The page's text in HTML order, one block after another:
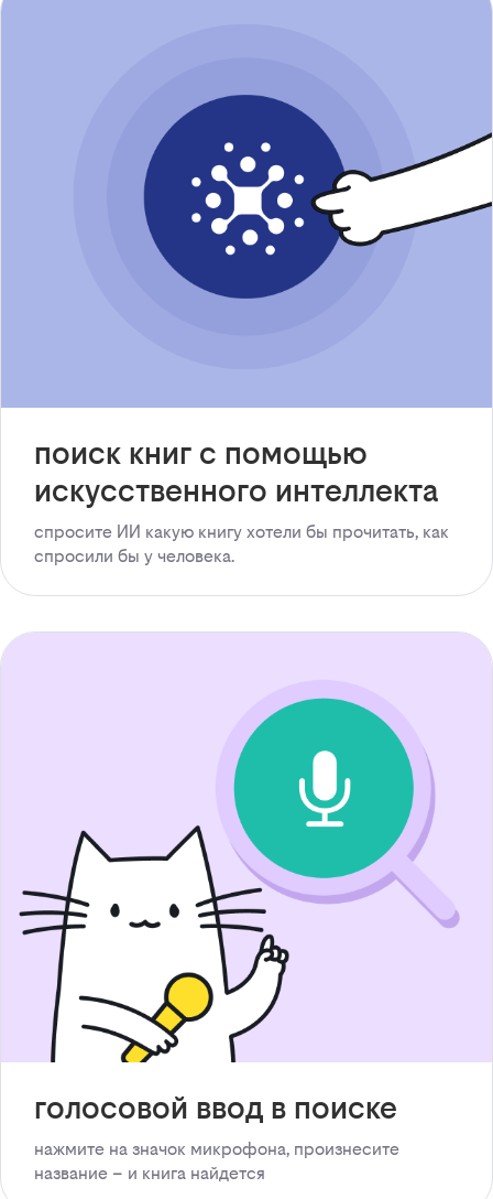
поиск книг с помощью
искусственного интеллекта
спросите ИИ какую книгу хотели бы прочитать, как
спросили бы у человека.
голосовой ввод в поиске
нажмите на значок микрофона, произнесите
название – и книга найдется